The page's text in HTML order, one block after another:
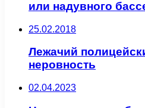
или надувного
25.02.2018
Лежачий
неровность
02.04.2023